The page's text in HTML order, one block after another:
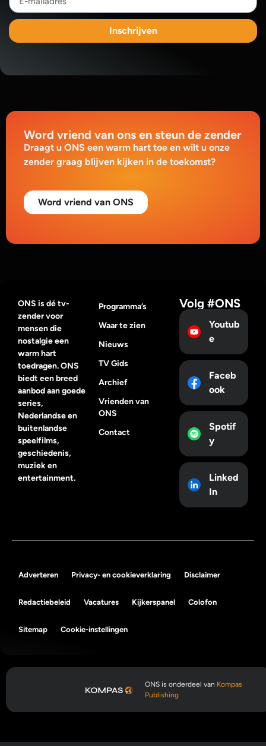
Inschrijven
Word vriend van ons en steun de zender
Draagt u ONS een warm hart toe en wilt u onze
zender graag blijven kijken in de toekomst?
Word vriend van ONS
ONS is dé tv-
zender voor
mensen die
nostalgie een
warm hart
toedragen. ONS
biedt een breed
aanbod aan goede
series,
Nederlandse en
buitenlandse
speelfilms,
geschiedenis,
muziek en
entertainment.
Programma’s
Waar te zien
Nieuws
TV Gids
Archief
Vrienden van
ONS
Contact
Volg #ONS
Youtub
e
Faceb
ook
Spotif
y
Linked
In
Adverteren Privacy- en cookieverklaring Disclaimer
Redactiebeleid Vacatures Kijkerspanel Colofon
Sitemap Cookie-instellingen
ONS is onderdeel van Kompas
Publishing